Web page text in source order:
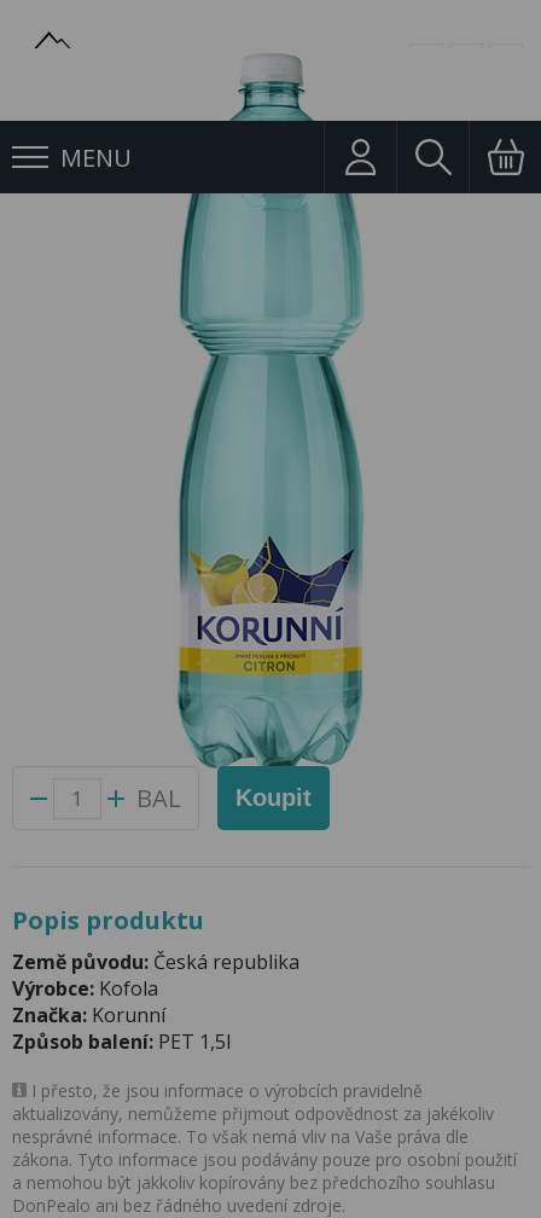
MENU
Korunní 1.5l Citron Jemně perlivá PET
Korunní 1.5l Citron Jemně perlivá PET
Přidat do oblíbených produktů
Foto produktu se může od skutečnosti mírně lišit.
47090100
BAL Koupit
Popis produktu
Země původu: Česká republika
Výrobce: Kofola
Značka: Korunní
Způsob balení: PET 1,5l
I přesto, že jsou informace o výrobcích pravidelně
aktualizovány, nemůžeme přijmout odpovědnost za jakékoliv
nesprávné informace. To však nemá vliv na Vaše práva dle
zákona. Tyto informace jsou podávány pouze pro osobní použití
a nemohou být jakkoliv kopírovány bez předchozího souhlasu
DonPealo ani bez řádného uvedení zdroje.